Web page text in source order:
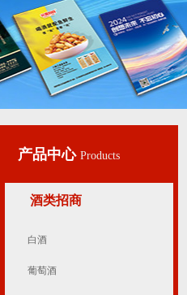
产品中心 Products
酒类招商
白酒
葡萄酒